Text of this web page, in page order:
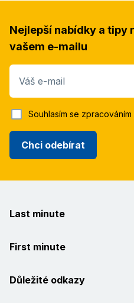
Nejlepší nabídky a tipy
vašem e-mailu
Váš e-mail
Chci odebírat
Souhlasím se zpracováním
Last minute
First minute
Důležité odkazy